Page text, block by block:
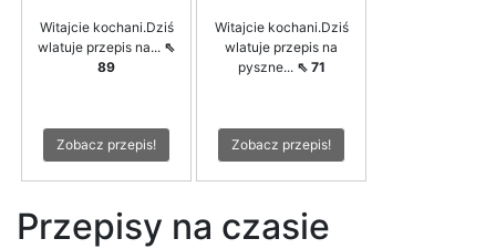
Witajcie kochani.Dziś
wlatuje przepis na... ⇖
89
Zobacz przepis!
Witajcie kochani.Dziś
wlatuje przepis na
pyszne... ⇖ 71
Zobacz przepis!
Przepisy na czasie